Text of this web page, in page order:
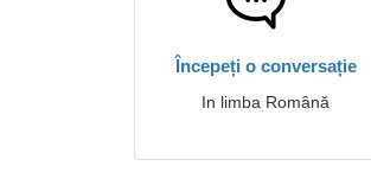
Începeți o conversație
In limba Română